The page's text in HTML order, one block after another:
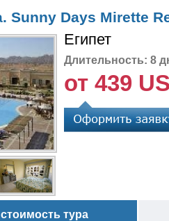
Sunny Days Mirette
Египет
Длительность: 8
от 439
тура